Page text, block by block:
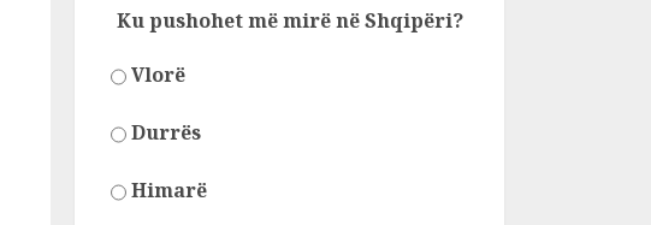
Ku pushohet më mirë në Shqipëri?
Vlorë
Durrës
Himarë